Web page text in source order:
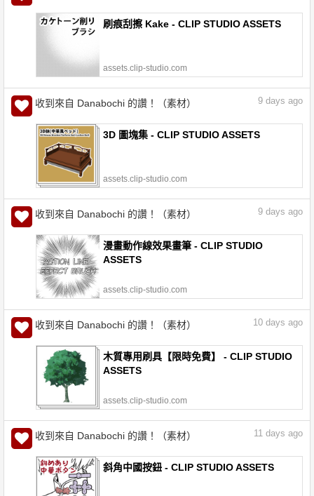
刷痕刮擦 Kake - CLIP STUDIO ASSETS
assets.clip-studio.com
收到來自 Danabochi 的讚！（素材） 9 days ago
3D 圖塊集 - CLIP STUDIO ASSETS
assets.clip-studio.com
收到來自 Danabochi 的讚！（素材） 9 days ago
漫畫動作線效果畫筆 - CLIP STUDIO
ASSETS
assets.clip-studio.com
收到來自 Danabochi 的讚！（素材） 10 days ago
木質專用刷具【限時免費】 - CLIP STUDIO
ASSETS
assets.clip-studio.com
收到來自 Danabochi 的讚！（素材） 11 days ago
斜角中國按鈕 - CLIP STUDIO ASSETS